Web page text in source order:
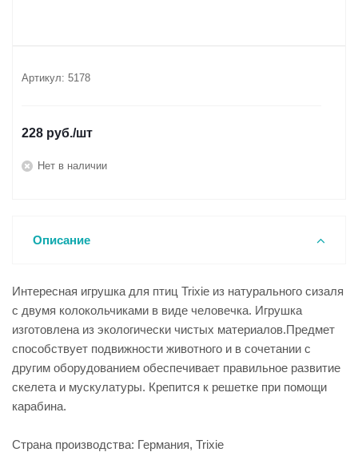
Артикул: 5178
228 руб./шт
Нет в наличии
Описание
Интересная игрушка для птиц Trixie из натурального сизаля
с двумя колокольчиками в виде человечка. Игрушка
изготовлена из экологически чистых материалов.Предмет
способствует подвижности животного и в сочетании с
другим оборудованием обеспечивает правильное развитие
скелета и мускулатуры. Крепится к решетке при помощи
карабина.
Страна производства: Германия, Trixie